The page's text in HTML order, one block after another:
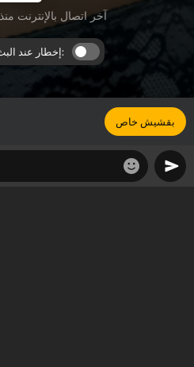
آخر اتصال بالإنترنت منذ 3 ساعات تقريباً
إخطار عند البث المباشر:
بقشيش خاص